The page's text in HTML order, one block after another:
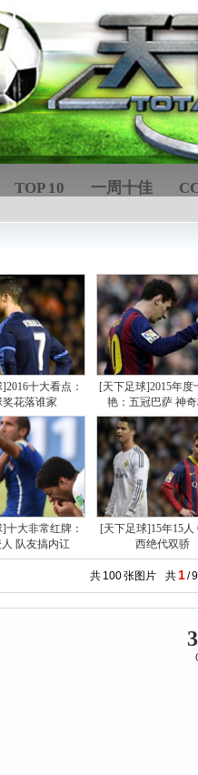
TOP 10 一周十佳
十大看点：
奖花落谁家
[天下足球]2015年度
艳：五冠巴萨 神
十大非常红牌：
队友搞内讧
[天下足球]15年15人
西绝代双骄
共 100张图片 共 1/9